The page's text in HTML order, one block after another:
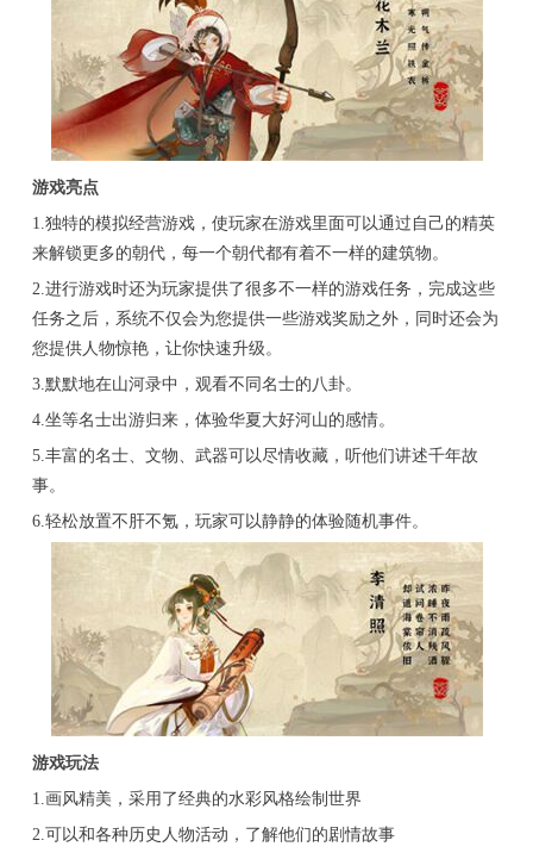
游戏亮点
1.独特的模拟经营游戏，使玩家在游戏里面可以通过自己的精英
来解锁更多的朝代，每一个朝代都有着不一样的建筑物。
2.进行游戏时还为玩家提供了很多不一样的游戏任务，完成这些
任务之后，系统不仅会为您提供一些游戏奖励之外，同时还会为
您提供人物惊艳，让你快速升级。
3.默默地在山河录中，观看不同名士的八卦。
4.坐等名士出游归来，体验华夏大好河山的感情。
5.丰富的名士、文物、武器可以尽情收藏，听他们讲述千年故
事。
6.轻松放置不肝不氪，玩家可以静静的体验随机事件。
游戏玩法
1.画风精美，采用了经典的水彩风格绘制世界
2.可以和各种历史人物活动，了解他们的剧情故事